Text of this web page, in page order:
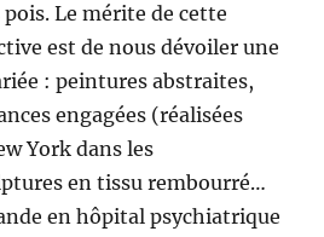
Le mérite de cette
est de nous dévoiler une
: peintures abstraites,
engagées (réalisées
York dans les
en tissu rembourré…
en hôpital psychiatrique